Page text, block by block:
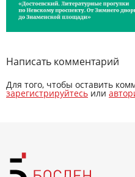
Написать комментарий
Для того, чтобы оставить
зарегистрируйтесь или